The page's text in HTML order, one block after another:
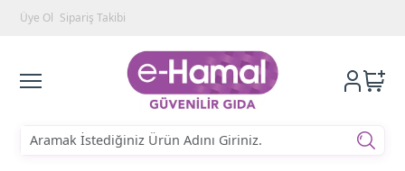
Üye Ol Sipariş Takibi